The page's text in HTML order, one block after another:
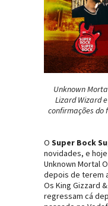
Unknown
Lizard Wizard
confirmações do
O Super Bock
novidades, e
Unknown Mortal
depois de terem
Os King Gizzard
regressam cá